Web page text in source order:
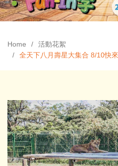
Home
活動花絮
全天下八月壽星大集合 8/10快